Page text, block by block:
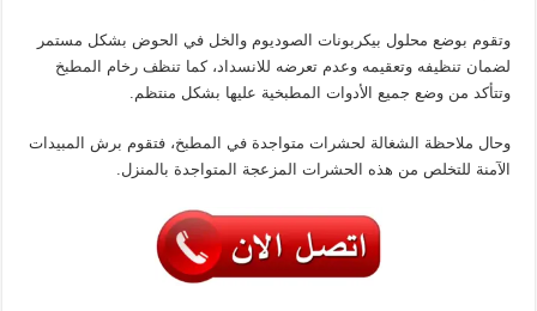
وتقوم بوضع محلول بيكربونات الصوديوم والخل في الحوض بشكل مستمر
لضمان تنظيفه وتعقيمه وعدم تعرضه للانسداد، كما تنظف رخام المطبخ
وتتأكد من وضع جميع الأدوات المطبخية عليها بشكل منتظم.
وحال ملاحظة الشغالة لحشرات متواجدة في المطبخ، فتقوم برش المبيدات
الآمنة للتخلص من هذه الحشرات المزعجة المتواجدة بالمنزل.